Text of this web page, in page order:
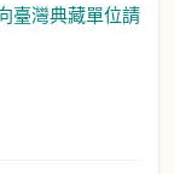
臺灣典藏單位請